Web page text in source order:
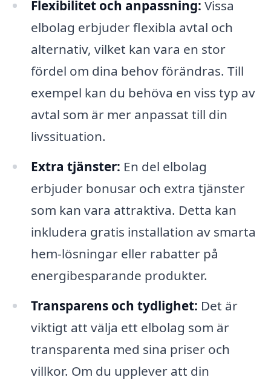
Flexibilitet och anpassning: Vissa
elbolag erbjuder flexibla avtal och
alternativ, vilket kan vara en stor
fördel om dina behov förändras. Till
exempel kan du behöva en viss typ av
avtal som är mer anpassat till din
livssituation.
Extra tjänster: En del elbolag
erbjuder bonusar och extra tjänster
som kan vara attraktiva. Detta kan
inkludera gratis installation av smarta
hem-lösningar eller rabatter på
energibesparande produkter.
Transparens och tydlighet: Det är
viktigt att välja ett elbolag som är
transparenta med sina priser och
villkor. Om du upplever att din